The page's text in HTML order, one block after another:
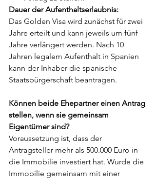
Dauer der Aufenthaltserlaubnis:
Das Golden Visa wird zunächst für zwei
Jahre erteilt und kann jeweils um fünf
Jahre verlängert werden. Nach 10
Jahren legalem Aufenthalt in Spanien
kann der Inhaber die spanische
Staatsbürgerschaft beantragen.
Können beide Ehepartner einen Antrag
stellen, wenn sie gemeinsam
Eigentümer sind?
Voraussetzung ist, dass der
Antragsteller mehr als 500.000 Euro in
die Immobilie investiert hat. Wurde die
Immobilie gemeinsam mit einer